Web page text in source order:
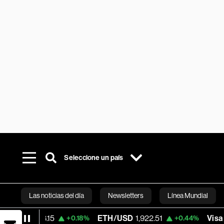
Seleccione un país
Las noticias del día Newsletters Línea Mundial
Bloomberg
ETH/USD 1,922.51 +0.44% Visa 362.50 -